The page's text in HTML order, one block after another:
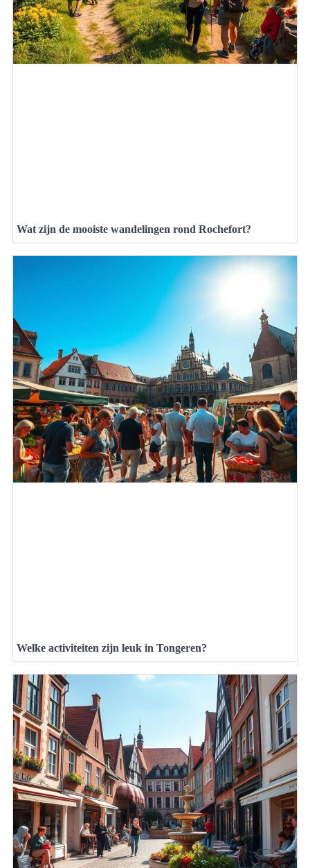
Wat zijn de mooiste wandelingen rond Rochefort?
Welke activiteiten zijn leuk in Tongeren?